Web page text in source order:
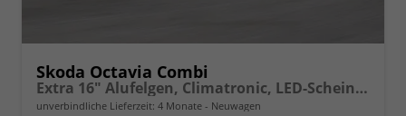
Skoda Octavia Combi
Extra 16" Alufelgen, Climatronic, LED-Scheinwerfer, Parksensoren hinten, Radio 10" + Wireless Smartlink, Tempomat, Multifunktions-Lederlenkrad, Dachreling uvm.
unverbindliche Lieferzeit: 4 Monate Neuwagen